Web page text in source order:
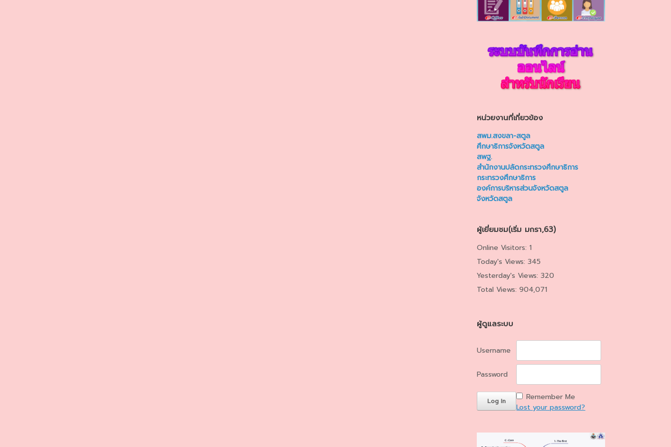
หน่วยงานที่เกี่ยวข้อง
สพม.สงขลา-สตูล
ศึกษาธิการจังหวัดสตูล
สพฐ.
สำนักงานปลัดกระทรวงศึกษาธิการ
กระทรวงศึกษาธิการ
องค์การบริหารส่วนจังหวัดสตูล
จังหวัดสตูล
ผู้เยี่ยมชม(เริ่ม มกรา,63)
Online Visitors:1
Today's Views:345
Yesterday's Views:320
Total Views:904,071
ผู้ดูแลระบบ
Username
Password
Remember Me
Lost your password?